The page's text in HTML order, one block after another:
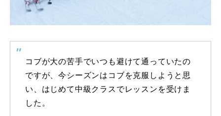
中級1
講師から選ぶ
コブが大の苦手でいつも避けて通っていたの
ですが、今シーズンはコブを克服しようと思
い、はじめて中級クラスでレッスンを受けま
した。